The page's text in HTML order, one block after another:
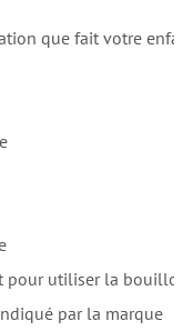
que fait votre
pour utiliser la
par la marque